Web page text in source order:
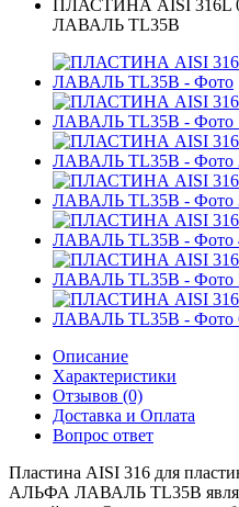
ПЛАСТИНА AISI 316L
ЛАВАЛЬ TL35B
Описание
Характеристики
Отзывов (0)
Доставка и Оплата
Вопрос ответ
Пластина AISI 316 для
АЛЬФА ЛАВАЛЬ TL35B